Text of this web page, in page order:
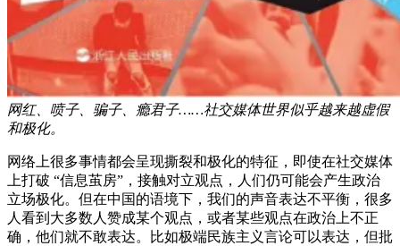
网红、喷子、骗子、瘾君子……社交媒体世界似乎越来越虚假
和极化。
网络上很多事情都会呈现撕裂和极化的特征，即使在社交媒体
上打破 “信息茧房”，接触对立观点，人们仍可能会产生政治
立场极化。但在中国的语境下，我们的声音表达不平衡，很多
人看到大多数人赞成某个观点，或者某些观点在政治上不正
确，他们就不敢表达。比如极端民族主义言论可以表达，但批